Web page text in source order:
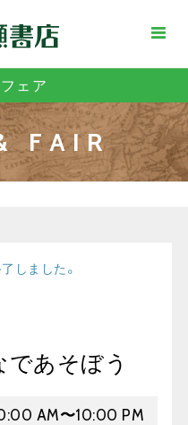
ェア
FAIR
しました。
あそぼう
AM〜10:00 PM